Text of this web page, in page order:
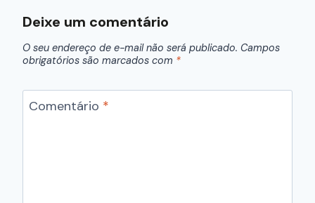
Deixe um comentário
O seu endereço de e-mail não será publicado. Campos
obrigatórios são marcados com *
Comentário *